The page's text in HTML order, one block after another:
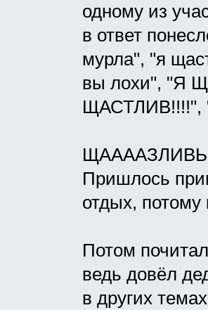
одному из
в ответ
мурла", "я
вы лохи", "Я
ЩАСТЛИВ!!!!",
Пришлось
отдых, потому
Потом
ведь довёл
в других